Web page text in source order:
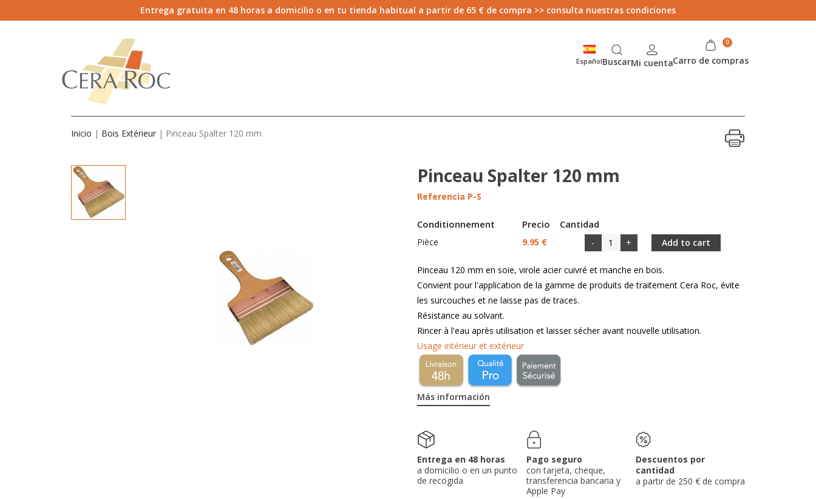
Entrega gratuita en 48 horas a domicilio o en tu tienda habitual a partir de 65 € de compra >> consulta nuestras condiciones
EspañolBuscarMi cuentaCarro de compras
Inicio Bois Extérieur Pinceau Spalter 120 mm
Pinceau Spalter 120 mm
Referencia P-S
Conditionnement Precio Cantidad
Pièce 9.95 € - + Add to cart
Pinceau 120 mm en soie, virole acier cuivré et manche en bois.
Convient pour l'application de la gamme de produits de traitement Cera Roc, évite
les surcouches et ne laisse pas de traces.
Résistance au solvant.
Rincer à l'eau après utilisation et laisser sécher avant nouvelle utilisation.
Usage intérieur et extérieur
Más información
Entrega en 48 horas
a domicilio o en un punto
de recogida
Pago seguro
con tarjeta, cheque,
transferencia bancaria y
Apple Pay
Descuentos por
cantidad
a partir de 250 € de compra